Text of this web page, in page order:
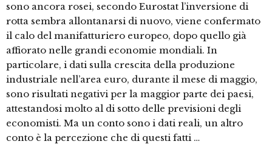
sono ancora rosei, secondo Eurostat l’inversione di
rotta sembra allontanarsi di nuovo, viene confermato
il calo del manifatturiero europeo, dopo quello già
affiorato nelle grandi economie mondiali. In
particolare, i dati sulla crescita della produzione
industriale nell’area euro, durante il mese di maggio,
sono risultati negativi per la maggior parte dei paesi,
attestandosi molto al di sotto delle previsioni degli
economisti. Ma un conto sono i dati reali, un altro
conto è la percezione che di questi fatti …